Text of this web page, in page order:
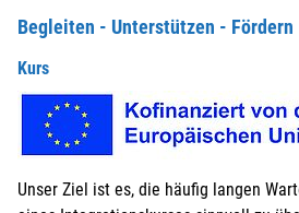
Begleiten - Unterstützen - Fördern
Kurs
Unser Ziel ist es, die häufig langen